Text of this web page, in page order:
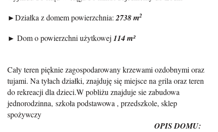
►Działka z domem powierzchnia:2738 m2
► Dom o powierzchni użytkowej 114 m2
Cały teren pięknie zagospodarowanykrzewami ozdobnymi oraz
tujami. Na tyłach działki, znajduję się miejsce na grila oraz teren
do rekreacji dla dzieci.W pobliżu znajduje sie zabudowa
jednorodzinna, szkoła podstawowa , przedszkole, sklep
spożywczy
OPIS DOMU: